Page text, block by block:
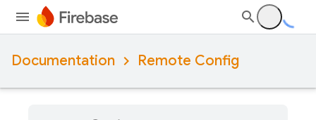
Documentation Remote Config